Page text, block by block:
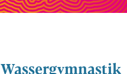
Wassergymnastik